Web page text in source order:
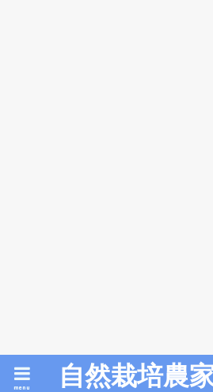
自然栽培農
menu